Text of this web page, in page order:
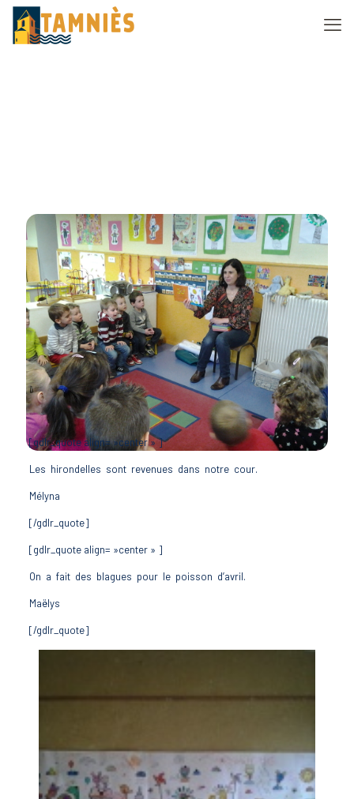
[gdlr_quote align= »center » ]
Les hirondelles sont revenues dans notre cour.
Mélyna
[/gdlr_quote]
[gdlr_quote align= »center » ]
On a fait des blagues pour le poisson d’avril.
Maëlys
[/gdlr_quote]